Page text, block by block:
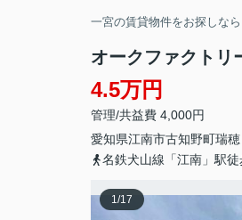
一宮の賃貸物件をお探しな
オークファクトリ
4.5万円
管理/共益費 4,000円
愛知県江南市古知野町瑞穂
名鉄犬山線「江南」駅
1/17